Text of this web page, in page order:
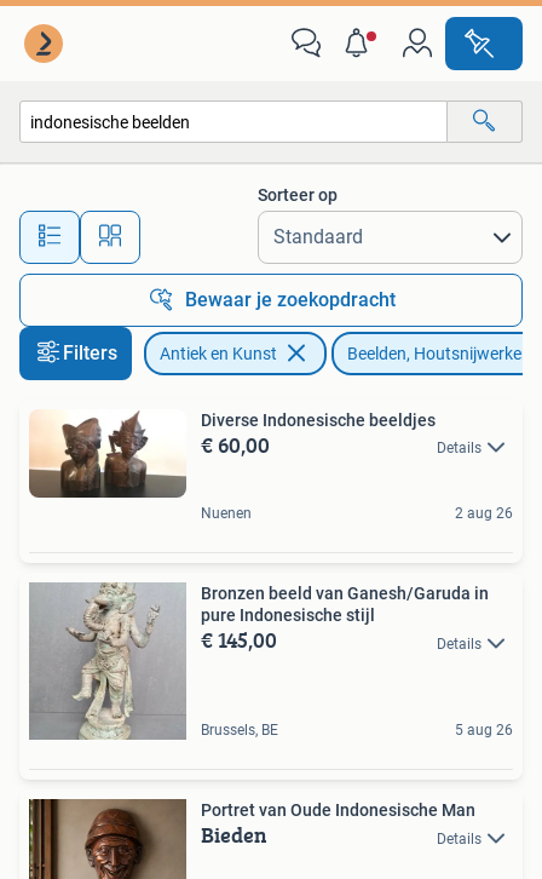
Alle afstanden…
Sorteer op
Bewaar je zoekopdracht
Filters Antiek en Kunst Beelden, Houtsnijwerken
Diverse Indonesische beeldjes
€ 60,00 Details
Nuenen 2 aug 26
Bronzen beeld van Ganesh/Garuda in
pure Indonesische stijl
€ 145,00 Details
Brussels, BE 5 aug 26
Portret van Oude Indonesische Man
Bieden Details